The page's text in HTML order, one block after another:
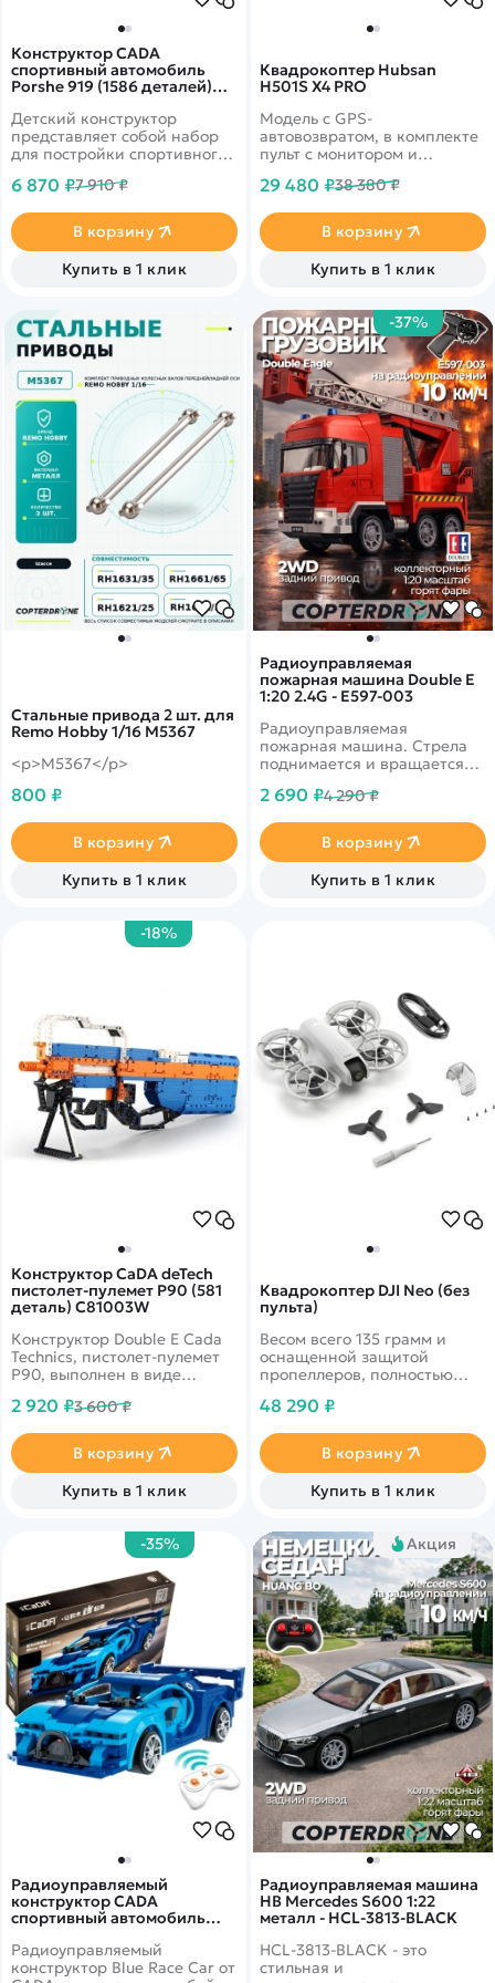
Квадрокоптер Hubsan
H501S X4 PRO
Модель с GPS-
автовозвратом, в комплекте
пульт с монитором и
29 480 ₽38 380 ₽
В корзину
Купить в 1 клик
Конструктор CADA
спортивный автомобиль
Porshe 919 (1586 деталей)
Детский конструктор
представляет собой набор
для постройки спортивного
содержит 1586
6 870 ₽7 910 ₽
В корзину
Купить в 1 клик
Стальные привода 2 шт. для
Remo Hobby 1/16 M5367
<p>M5367</p>
800 ₽
В корзину
Купить в 1 клик
-37%
Радиоуправляемая
пожарная машина Double E
1:20 2.4G - E597-003
Радиоуправляемая
пожарная машина. Стрела
поднимается и вращается
обладает водной помпой.
сирены&nbsp;
2 690 ₽4 290 ₽
В корзину
Купить в 1 клик
-18%
Конструктор CaDA deTech
пистолет-пулемет P90 (581
деталь) C81003W
Конструктор Double E Cada
Technics, пистолет-пулемет
P90, выполнен в виде
пулемета FN P90.
2 920 ₽3 600 ₽
В корзину
Купить в 1 клик
Квадрокоптер DJI Neo (без
пульта)
Весом всего 135 грамм и
оснащенной защитой
пропеллеров, полностью
грациозно взлетает с вашей
делает съемку.
48 290 ₽
В корзину
Купить в 1 клик
-35%
Радиоуправляемый
конструктор CADA
спортивный автомобиль
C51073W
Радиоуправляемый
конструктор Blue Race Car от
Акция
Радиоуправляемая машина
HB Mercedes S600 1:22
металл - HCL-3813-BLACK
HCL-3813-BLACK - это
стильная и